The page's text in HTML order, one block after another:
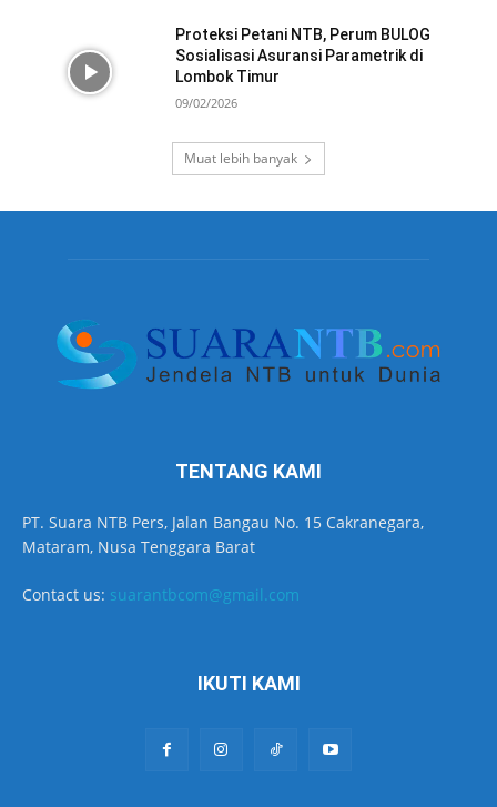
Proteksi Petani NTB, Perum BULOG
Sosialisasi Asuransi Parametrik di
Lombok Timur
09/02/2026
Muat lebih banyak
TENTANG KAMI
PT. Suara NTB Pers, Jalan Bangau No. 15 Cakranegara,
Mataram, Nusa Tenggara Barat
Contact us: suarantbcom@gmail.com
IKUTI KAMI